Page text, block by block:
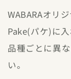
WABARAオリ
Pake(パケ)に入
品種ごとに異
い。